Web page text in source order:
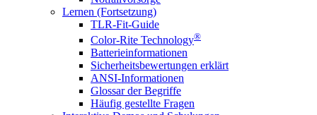
Lernen (Fortsetzung)
TLR-Fit-Guide
Color-Rite Technology®
Batterieinformationen
Sicherheitsbewertungen erklärt
ANSI-Informationen
Glossar der Begriffe
Häufig gestellte Fragen